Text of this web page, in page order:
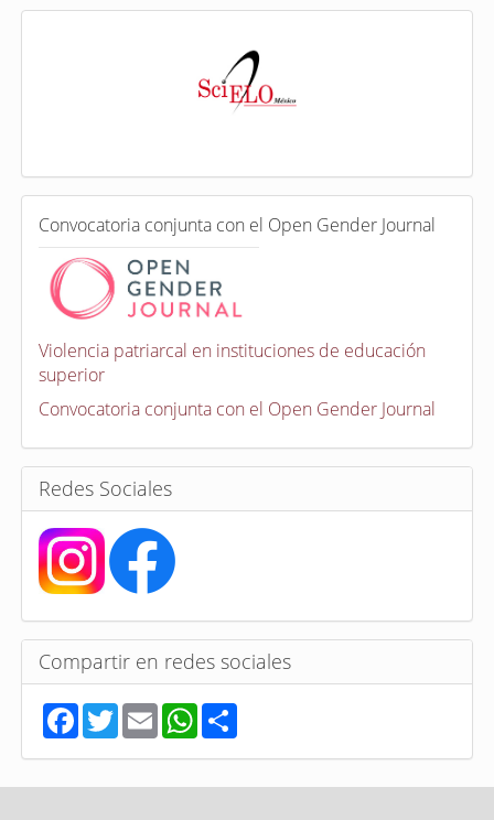
a
e
n
C
o
o
a
t
o
r
a
s
Convocatoria conjunta con el Open Gender Journal
Violencia patriarcal en instituciones de educación
superior
Convocatoria conjunta con el Open Gender Journal
Redes Sociales
Compartir en redes sociales
F
a
c
e
b
T
w
t
t
E
m
a
i
l
W
h
a
t
s
S
h
r
e